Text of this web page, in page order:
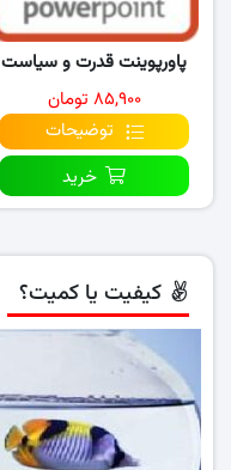
پاورپوینت قدرت و سیاست
۸۵,۹۰۰ تومان
توضیحات
خرید
کیفیت یا کمیت؟